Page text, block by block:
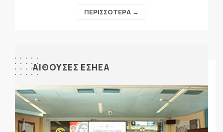
ΠΕΡΙΣΣΟΤΕΡΑ →
ΑΙΘΟΥΣΕΣ ΕΣΗΕΑ